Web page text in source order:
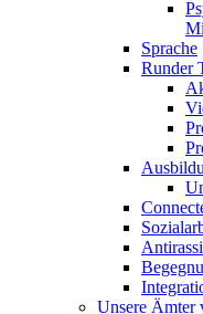
Sprache
Runder
Unsere Ämter